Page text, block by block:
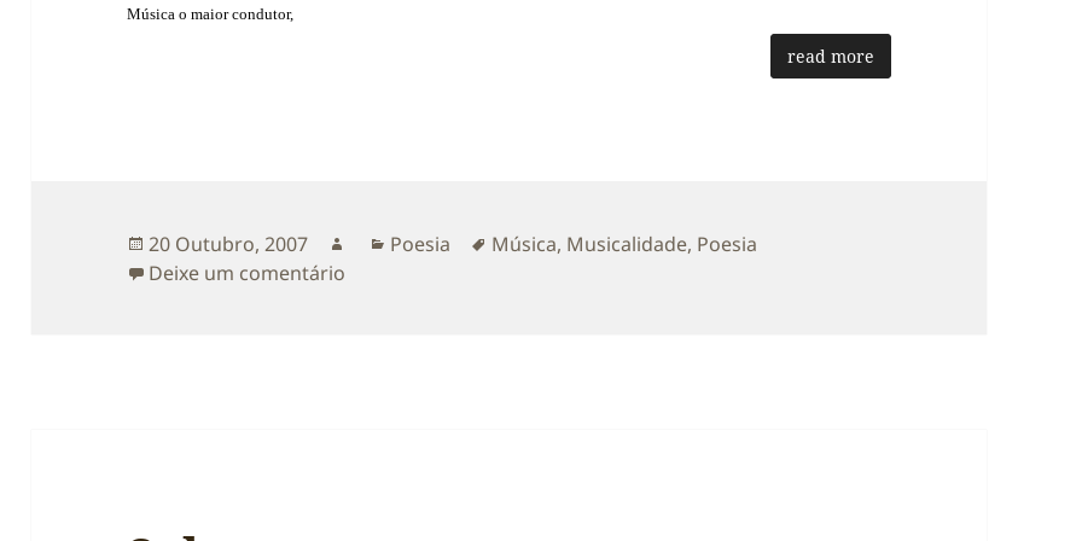
Música o maior condutor,
read more
Publicado
a
20 Outubro, 2007 AutorCategorias
Poesia Etiquetas
Música, Musicalidade, Poesia
Deixe um comentário